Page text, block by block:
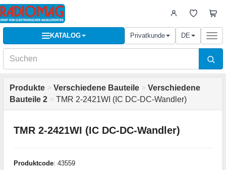
KATALOG Privatkunde DE
Produkte > Verschiedene Bauteile > Verschiedene
Bauteile 2 > TMR 2-2421WI (IC DC-DC-Wandler)
TMR 2-2421WI (IC DC-DC-Wandler)
Produktcode: 43559